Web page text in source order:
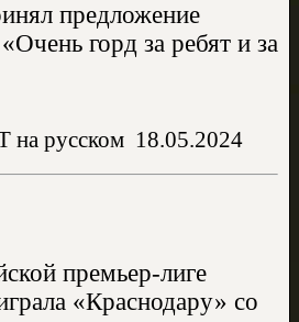
предложение
горд за ребят и за
на русском 18.05.2024
премьер-лиге
«Краснодару» со